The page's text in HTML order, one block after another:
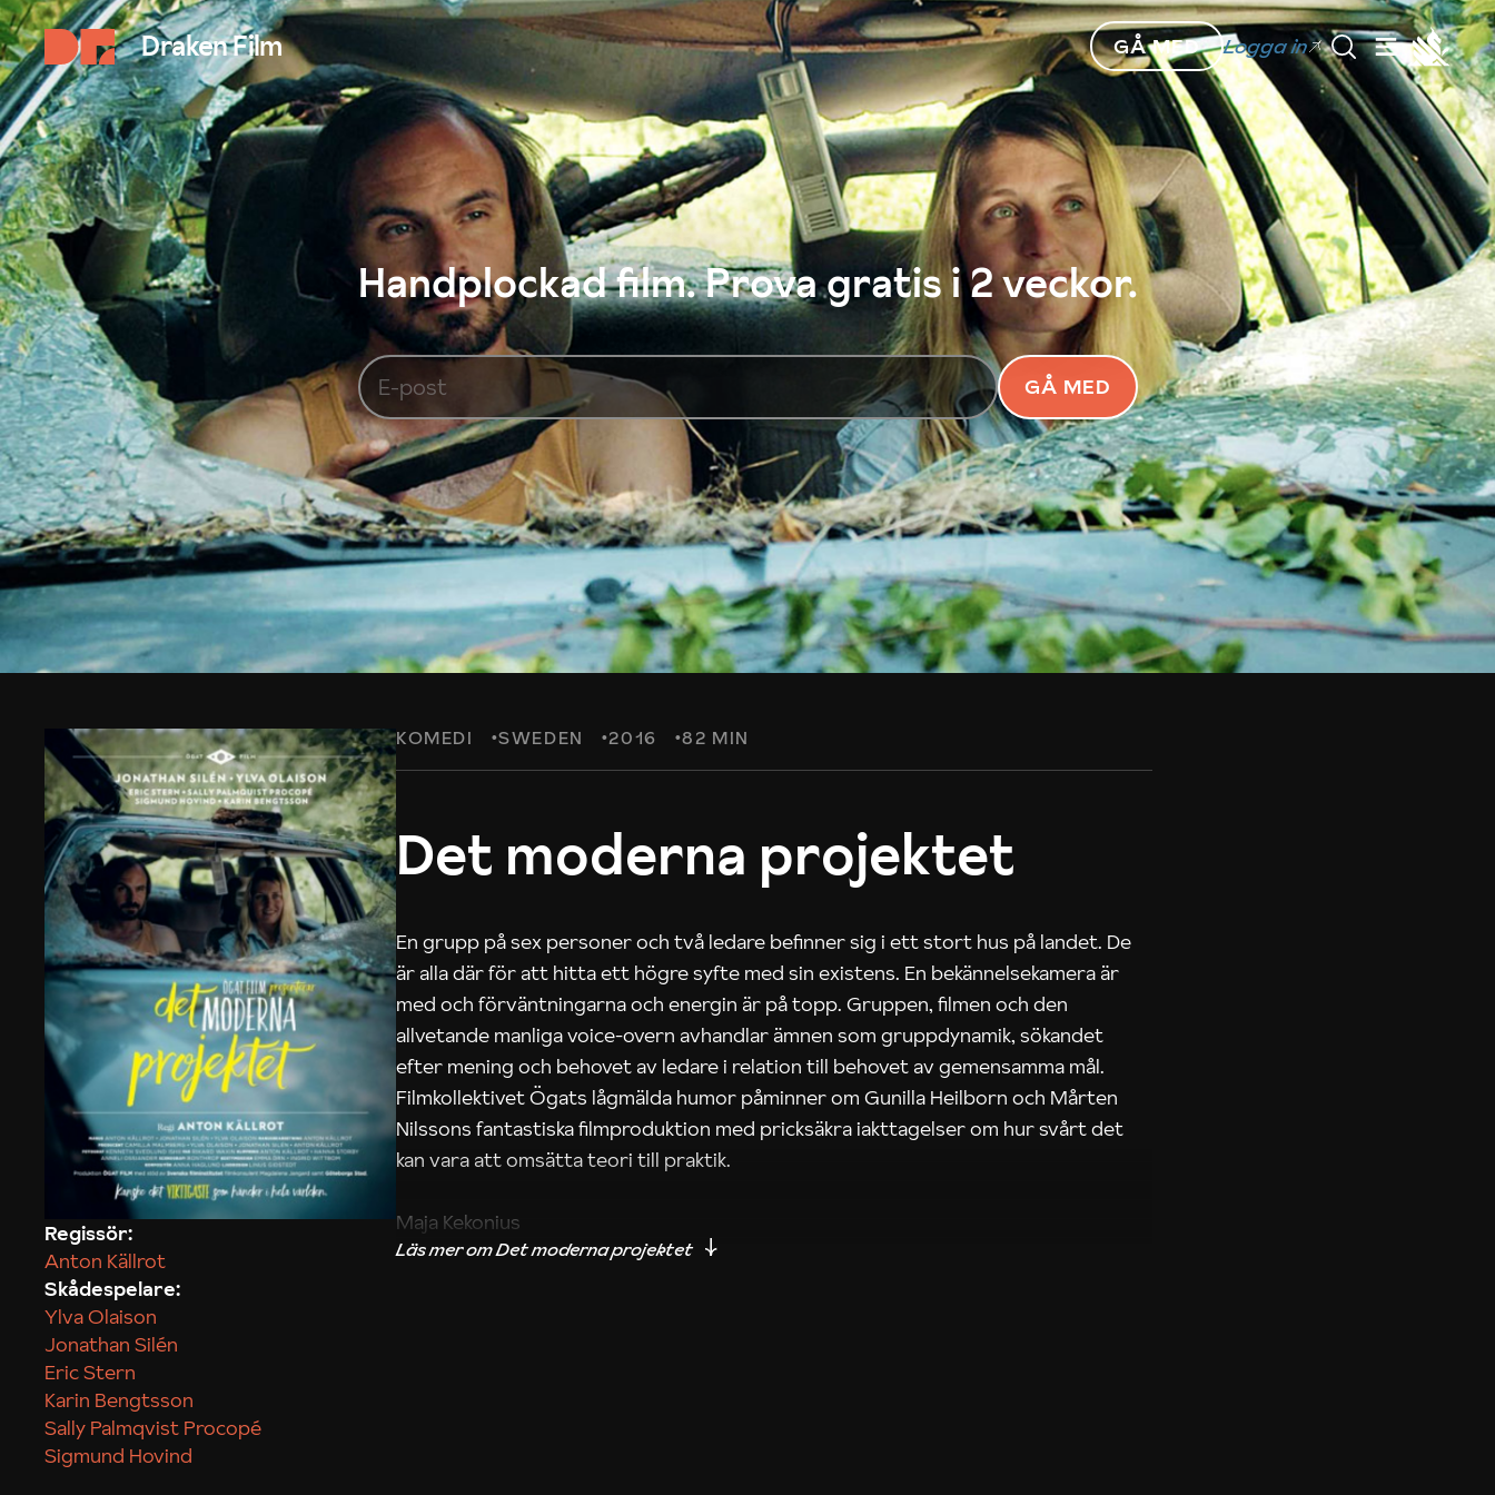
Draken Film GÅ MED Logga in
Handplockad film. Prova gratis i 2 veckor.
GÅ MED
KOMEDI SWEDEN 2016 82 MIN
Det moderna projektet
En grupp på sex personer och två ledare befinner sig i ett stort hus på landet. De
är alla där för att hitta ett högre syfte med sin existens. En bekännelsekamera är
med och förväntningarna och energin är på topp. Gruppen, filmen och den
allvetande manliga voice-overn avhandlar ämnen som gruppdynamik, sökandet
efter mening och behovet av ledare i relation till behovet av gemensamma mål.
Filmkollektivet Ögats lågmälda humor påminner om Gunilla Heilborn och Mårten
Nilssons fantastiska filmproduktion med pricksäkra iakttagelser om hur svårt det
kan vara att omsätta teori till praktik.
Maja Kekonius
Regissör:
Anton Källrot
Skådespelare:
Ylva Olaison
Jonathan Silén
Eric Stern
Karin Bengtsson
Sally Palmqvist Procopé
Sigmund Hovind